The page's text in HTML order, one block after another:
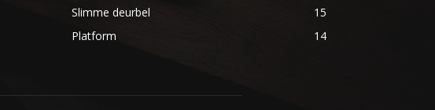
Slimme deurbel
15
Platform
14